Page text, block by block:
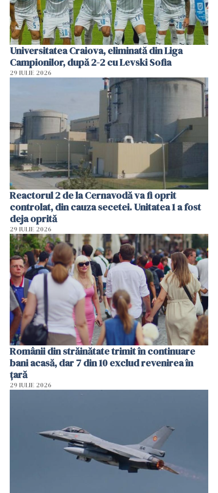
Universitatea Craiova, eliminată din Liga
Campionilor, după 2-2 cu Levski Sofia
29 IULIE 2026
Reactorul 2 de la Cernavodă va fi oprit
controlat, din cauza secetei. Unitatea 1 a fost
deja oprită
29 IULIE 2026
Românii din străinătate trimit în continuare
bani acasă, dar 7 din 10 exclud revenirea în
țară
29 IULIE 2026